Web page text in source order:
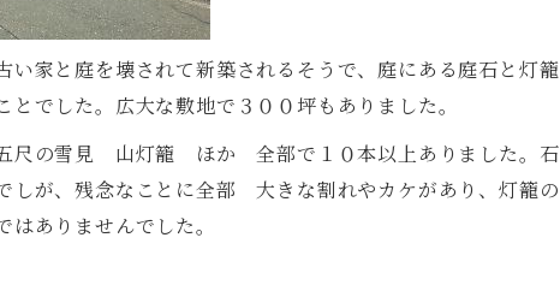
家と庭を壊されて新築されるそうで、庭にある庭石と灯籠
でした。広大な敷地で３００坪もありました。
の雪見 山灯籠 ほか 全部で１０本以上ありました。石
しが、残念なことに全部 大きな割れやカケがあり、灯籠の
ありませんでした。